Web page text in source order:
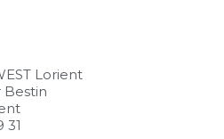
Lorient
Bestin
31